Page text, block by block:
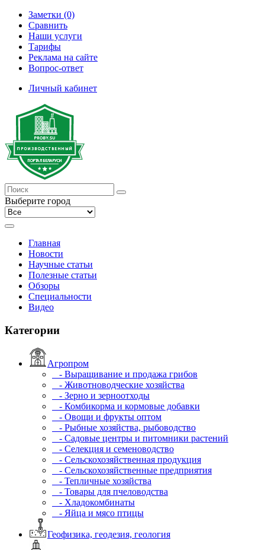
Заметки (0)
Сравнить
Наши услуги
Тарифы
Реклама на сайте
Вопрос-ответ
Личный кабинет
Выберите город
Главная
Новости
Научные статьи
Полезные статьи
Обзоры
Специальности
Видео
Категории
Агропром
- Выращивание и продажа грибов
- Животноводческие хозяйства
- Зерно и зерноотходы
- Комбикорма и кормовые добавки
- Овощи и фрукты оптом
- Рыбные хозяйства, рыбоводство
- Садовые центры и питомники растений
- Селекция и семеноводство
- Сельскохозяйственная продукция
- Сельскохозяйственные предприятия
- Тепличные хозяйства
- Товары для пчеловодства
- Хладокомбинаты
- Яйца и мясо птицы
Геофизика, геодезия, геология